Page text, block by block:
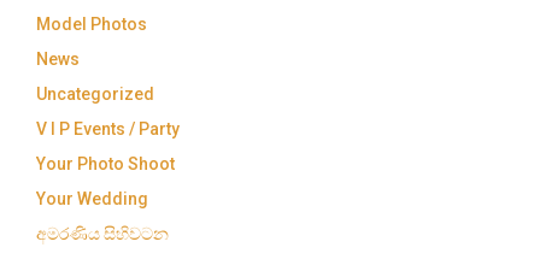
Model Photos
News
Uncategorized
V I P Events / Party
Your Photo Shoot
Your Wedding
අමරණිය සිහිවටන